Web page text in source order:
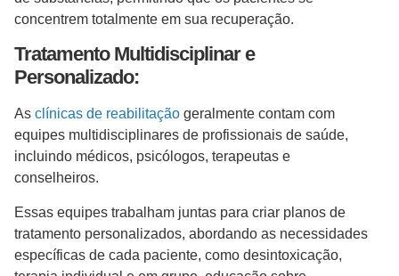
concentrem totalmente em sua recuperação.
Tratamento Multidisciplinar e
Personalizado:
As clínicas de reabilitação geralmente contam com
equipes multidisciplinares de profissionais de saúde,
incluindo médicos, psicólogos, terapeutas e
conselheiros.
Essas equipes trabalham juntas para criar planos de
tratamento personalizados, abordando as necessidades
específicas de cada paciente, como desintoxicação,